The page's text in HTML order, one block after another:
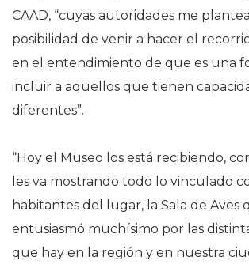
CAAD, “cuyas autoridades me
posibilidad de venir a hacer el
en el entendimiento de que es una
incluir a aquellos que tienen
diferentes”.
“Hoy el Museo los está recibiendo,
les va mostrando todo lo vinculado
habitantes del lugar, la Sala de Aves
entusiasmó muchísimo por las
que hay en la región y en nuestra